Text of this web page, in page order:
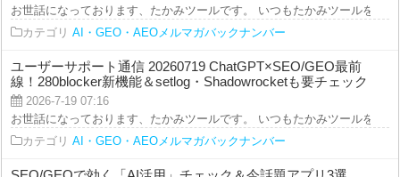
お世話になっております、たかみツールです。 いつもたかみツールをご
カテゴリ AI・GEO・AEOメルマガバックナンバー
ユーザーサポート通信 20260719 ChatGPT×SEO/GEO最前
線！280blocker新機能＆setlog・Shadowrocketも要チェック
2026-7-19 07:16
お世話になっております、たかみツールです。 いつもたかみツールをご
カテゴリ AI・GEO・AEOメルマガバックナンバー